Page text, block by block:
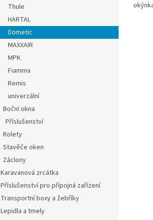
Thule
HARTAL
Dometic
MAXXAIR
MPK
Fiamma
Remis
univerzální
Boční okna
Příslušenství
Rolety
Stavěče oken
Záclony
Karavanová zrcátka
Příslušenství pro přípojná zařízení
Transportní boxy a žebříky
Lepidla a tmely